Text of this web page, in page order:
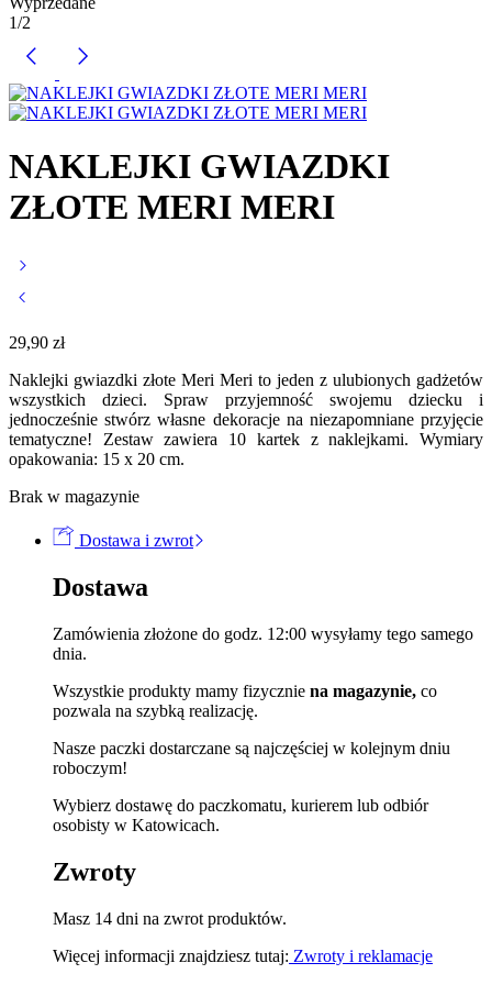
1/2
NAKLEJKI GWIAZDKI
ZŁOTE MERI MERI
29,90 zł
Naklejki gwiazdki złote Meri Meri to jeden z ulubionych gadżetów
wszystkich dzieci. Spraw przyjemność swojemu dziecku i
jednocześnie stwórz własne dekoracje na niezapomniane przyjęcie
tematyczne! Zestaw zawiera 10 kartek z naklejkami. Wymiary
opakowania: 15 x 20 cm.
Brak w magazynie
Dostawa i zwrot
Dostawa
Zamówienia złożone do godz. 12:00 wysyłamy tego samego
dnia.
Wszystkie produkty mamy fizycznie na magazynie, co
pozwala na szybką realizację.
Nasze paczki dostarczane są najczęściej w kolejnym dniu
roboczym!
Wybierz dostawę do paczkomatu, kurierem lub odbiór
osobisty w Katowicach.
Zwroty
Masz 14 dni na zwrot produktów.
Więcej informacji znajdziesz tutaj: Zwroty i reklamacje